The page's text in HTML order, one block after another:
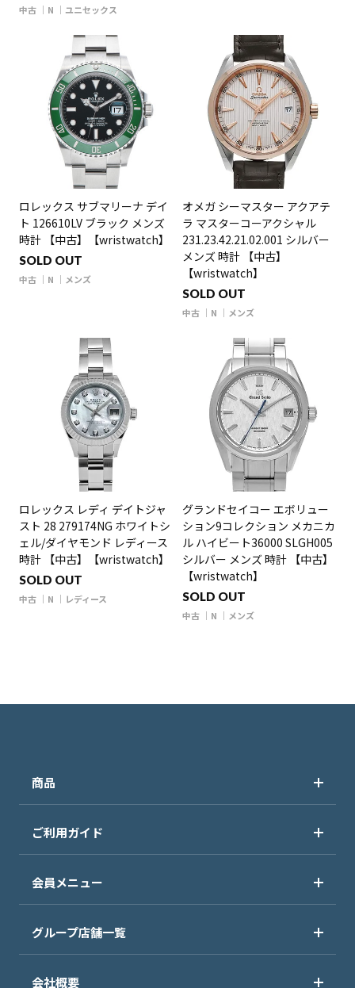
中古 N ユニセックス
ロレックス サブマリーナ デイ
ト 126610LV ブラック メンズ
時計 【中古】【wristwatch】
SOLD OUT
中古 N メンズ
オメガ シーマスター アクアテ
ラ マスターコーアクシャル
231.23.42.21.02.001 シルバー
メンズ 時計 【中古】
【wristwatch】
SOLD OUT
中古 N メンズ
ロレックス レディ デイトジャ
スト 28 279174NG ホワイトシ
ェル/ダイヤモンド レディース
時計 【中古】【wristwatch】
SOLD OUT
中古 N レディース
グランドセイコー エボリュー
ション9コレクション メカニカ
ル ハイビート36000 SLGH005
シルバー メンズ 時計 【中古】
【wristwatch】
SOLD OUT
中古 N メンズ
商品
ご利用ガイド
会員メニュー
グループ店舗一覧
会社概要